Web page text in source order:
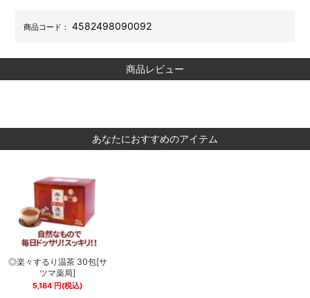
商品コード： 4582498090092
商品レビュー
あなたにおすすめのアイテム
◎楽々するり温茶 30包[サ
ツマ薬局]
5,184 円(税込)